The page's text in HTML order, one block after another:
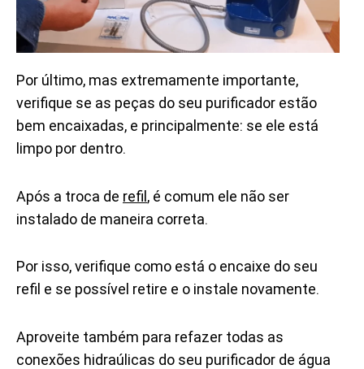
Por último, mas extremamente importante,
verifique se as peças do seu purificador estão
bem encaixadas, e principalmente: se ele está
limpo por dentro.
Após a troca de refil, é comum ele não ser
instalado de maneira correta.
Por isso, verifique como está o encaixe do seu
refil e se possível retire e o instale novamente.
Aproveite também para refazer todas as
conexões hidraúlicas do seu purificador de água